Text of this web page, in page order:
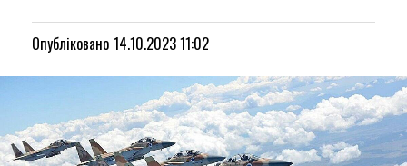
Опубліковано 14.10.2023 11:02